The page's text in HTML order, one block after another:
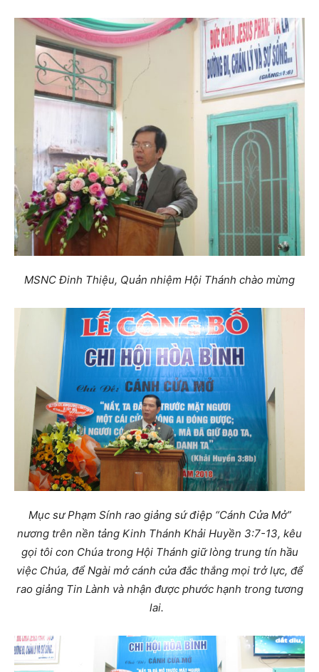
MSNC Đinh Thiệu, Quản nhiệm Hội Thánh chào mừng
Mục sư Phạm Sính rao giảng sứ điệp “Cánh Cửa Mở”
nương trên nền tảng Kinh Thánh Khải Huyền 3:7-13, kêu
gọi tôi con Chúa trong Hội Thánh giữ lòng trung tín hầu
việc Chúa, để Ngài mở cánh cửa đắc thắng mọi trở lực, để
rao giảng Tin Lành và nhận được phước hạnh trong tương
lai.